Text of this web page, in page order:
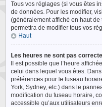
Tous vos réglages (si vous êtes
de données. Pour les modifier,
(généralement affiché en haut
permettra de modifier tous vos
Haut
Les heures ne sont pas
Il est possible que l’heure
celui dans lequel vous êtes.
préférences pour le fuseau
York, Sydney, etc.) dans le
modification du fuseau horaire,
accessible qu’aux utilisateurs